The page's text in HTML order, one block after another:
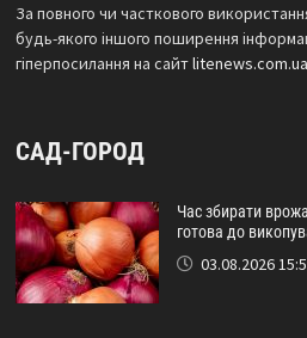
За повного чи часткового
будь-якого іншого поширення
гіперпосилання на сайтlitenews.com.ua
САД-ГОРОД
Час збирати
готова до
03.08.2026